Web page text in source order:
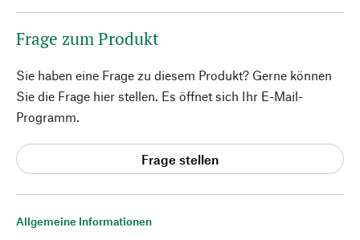
Allgemeine Informationen
Frage zum Produkt
Sie haben eine Frage zu diesem Produkt? Gerne können
Sie die Frage hier stellen. Es öffnet sich Ihr E-Mail-
Programm.
Frage stellen